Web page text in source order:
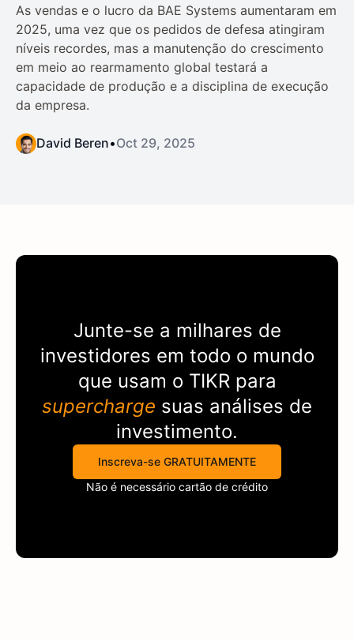
As vendas e o lucro da BAE Systems aumentaram em
2025, uma vez que os pedidos de defesa atingiram
níveis recordes, mas a manutenção do crescimento
em meio ao rearmamento global testará a
capacidade de produção e a disciplina de execução
da empresa.
David Beren•Oct 29, 2025
Junte-se a milhares de
investidores em todo o mundo
que usam o TIKR para
supercharge suas análises de
investimento.
Inscreva-se GRATUITAMENTE
Não é necessário cartão de crédito